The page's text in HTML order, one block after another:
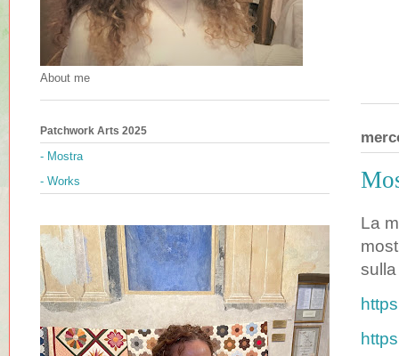
La
About me
Patchwork Arts 2025
- Mostra
- Works